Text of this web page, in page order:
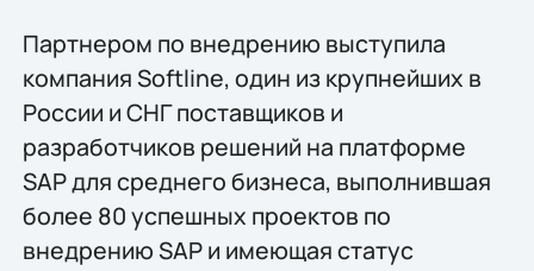
Партнером по внедрению выступила
компания Softline, один из крупнейших в
России и СНГ поставщиков и
разработчиков решений на платформе
SAP для среднего бизнеса, выполнившая
более 80 успешных проектов по
внедрению SAP и имеющая статус